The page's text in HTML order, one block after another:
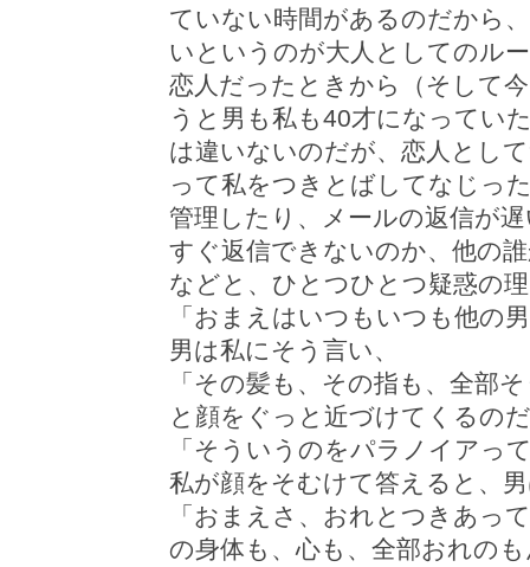
ていない時間があるのだから
いというのが大人としてのル
恋人だったときから（そして
うと男も私も40才になってい
は違いないのだが、恋人とし
って私をつきとばしてなじっ
管理したり、メールの返信が
すぐ返信できないのか、他の
などと、ひとつひとつ疑惑の
「おまえはいつもいつも他の
男は私にそう言い、
「その髪も、その指も、全部
と顔をぐっと近づけてくるの
「そういうのをパラノイアっ
私が顔をそむけて答えると、
「おまえさ、おれとつきあっ
の身体も、心も、全部おれの